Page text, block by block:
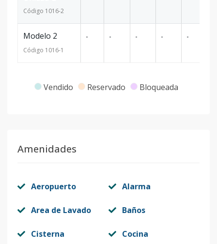
Código 1016-2
Modelo 2
Código 1016-1
- - - - -
Vendido Reservado Bloqueada
Amenidades
Aeropuerto Alarma
Area de Lavado Baños
Cisterna Cocina